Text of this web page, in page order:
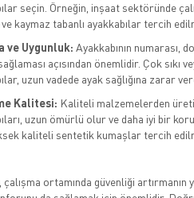
seçin. Örneğin, inşaat sektöründe
kaymaz tabanlı ayakkabılar tercih
ve Uygunluk: Ayakkabının numarası,
açısından önemlidir. Çok sıkı
uzun vadede ayak sağlığına zarar
Kalitesi: Kaliteli malzemelerden
uzun ömürlü olur ve daha iyi bir
kaliteli sentetik kumaşlar tercih
çalışma ortamında güvenliği artırmanın